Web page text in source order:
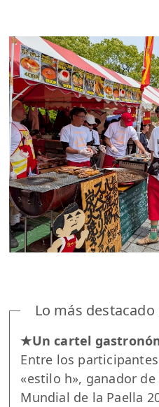
Lo más
★Un cartel
Entre los
«estilo h», ganador de
Mundial de la Paella